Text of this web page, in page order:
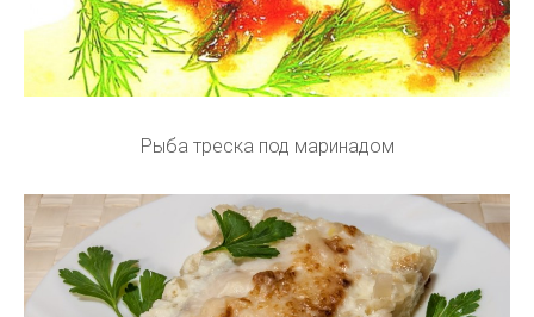
Рыба треска под маринадом